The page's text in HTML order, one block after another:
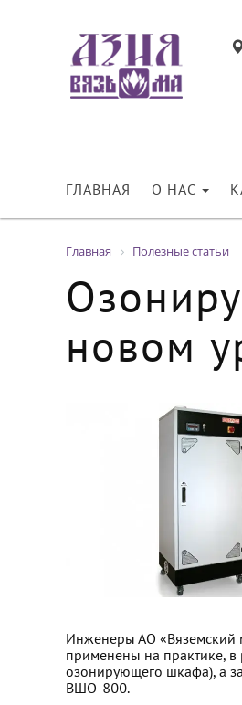
ГЛАВНАЯ О НАС
Главная Полезные статьи
новом
Инженеры АО «Вяземский
применены на практике, в
озонирующего шкафа), а
ВШО-800.